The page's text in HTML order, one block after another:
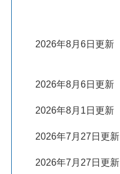
2026年8月6日更新
2026年8月6日更新
2026年8月1日更新
2026年7月27日更新
2026年7月27日更新